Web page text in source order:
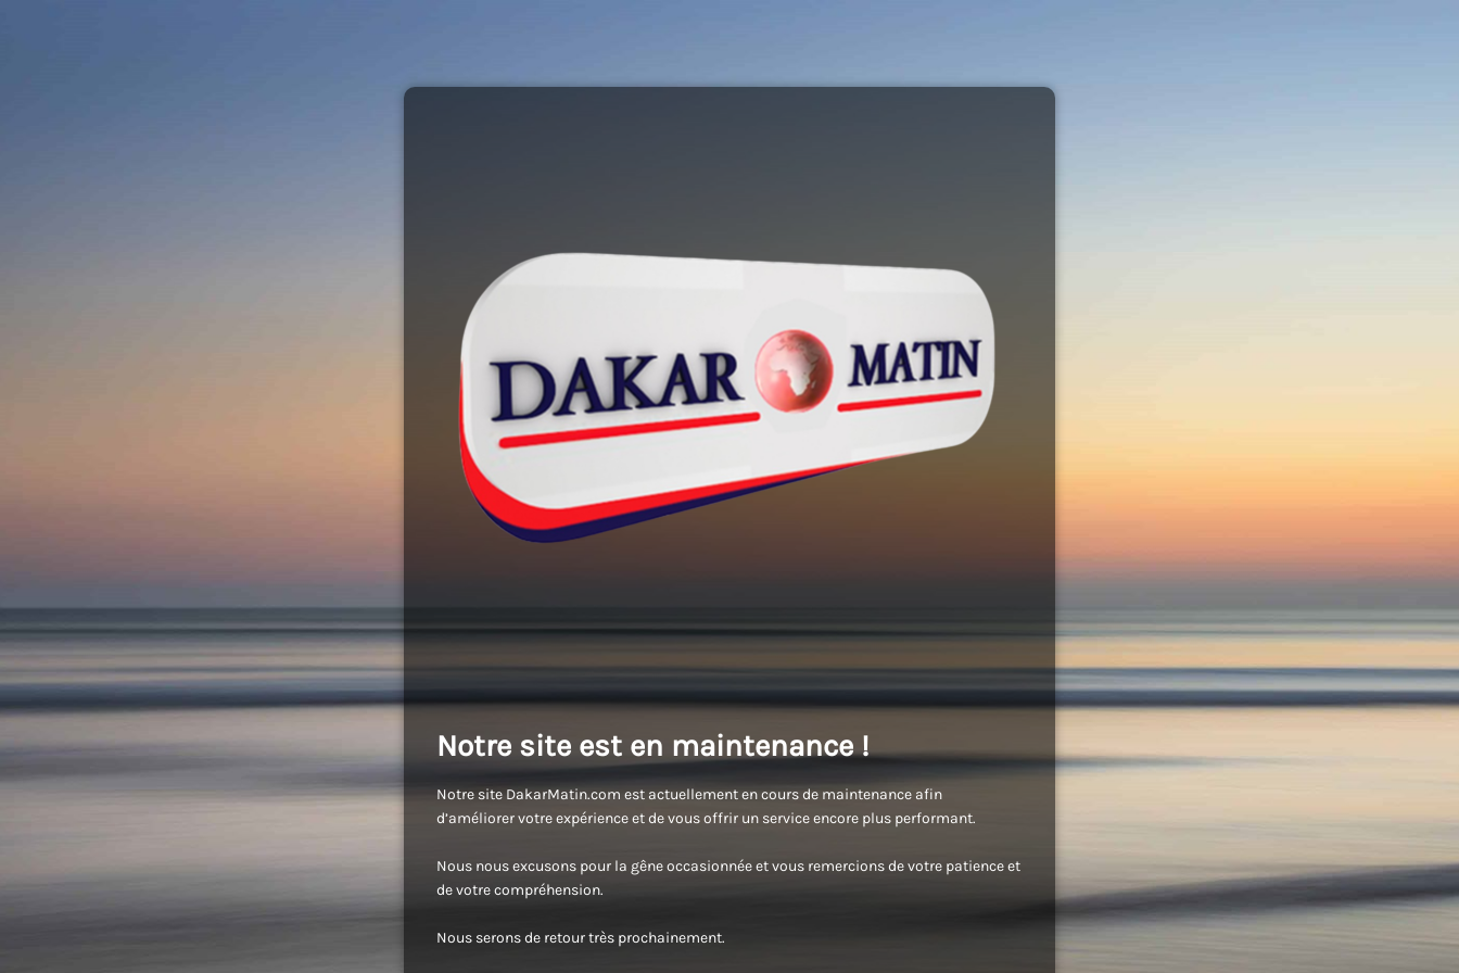
Notre site est en maintenance !
Notre site DakarMatin.com est actuellement en cours de maintenance afin
d’améliorer votre expérience et de vous offrir un service encore plus performant.
Nous nous excusons pour la gêne occasionnée et vous remercions de votre patience et
de votre compréhension.
Nous serons de retour très prochainement.